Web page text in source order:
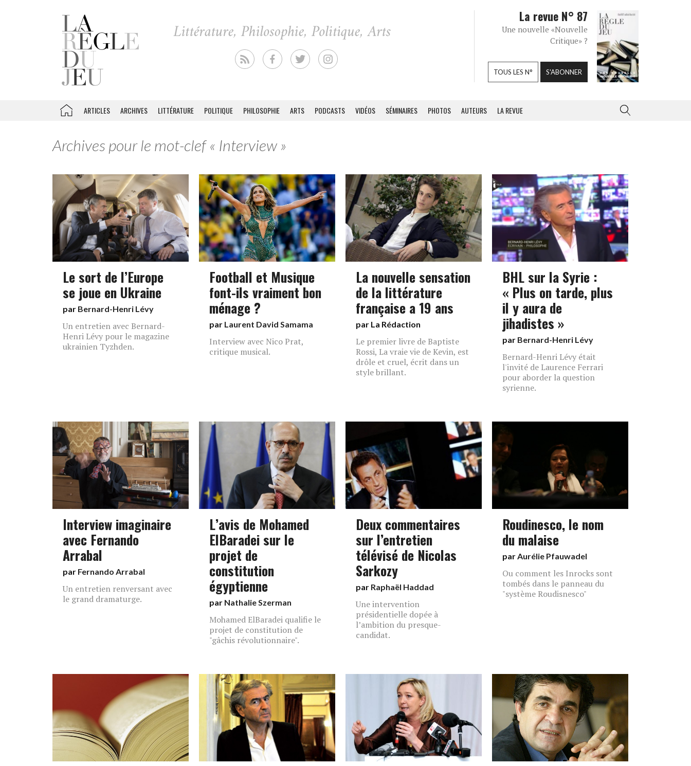
La revue N° 87
Une nouvelle «Nouvelle
Critique» ?
TOUS LES N° S'ABONNER
ARTICLES ARCHIVES LITTÉRATURE POLITIQUE PHILOSOPHIE ARTS PODCASTS VIDÉOS SÉMINAIRES PHOTOS AUTEURS LA REVUE
Archives pour le mot-clef « Interview »
Le sort de l’Europe
se joue en Ukraine
par Bernard-Henri Lévy
Un entretien avec Bernard-
Henri Lévy pour le magazine
ukrainien Tyzhden.
Football et Musique
font-ils vraiment bon
ménage ?
par Laurent David Samama
Interview avec Nico Prat,
critique musical.
La nouvelle sensation
de la littérature
française a 19 ans
par La Rédaction
Le premier livre de Baptiste
Rossi, La vraie vie de Kevin, est
drôle et cruel, écrit dans un
style brillant.
BHL sur la Syrie :
« Plus on tarde, plus
il y aura de
jihadistes »
par Bernard-Henri Lévy
Bernard-Henri Lévy était
l'invité de Laurence Ferrari
pour aborder la question
syrienne.
Interview imaginaire
avec Fernando
Arrabal
par Fernando Arrabal
Un entretien renversant avec
le grand dramaturge.
L’avis de Mohamed
ElBaradei sur le
projet de
constitution
égyptienne
par Nathalie Szerman
Mohamed ElBaradei qualifie le
projet de constitution de
"gâchis révolutionnaire".
Deux commentaires
sur l’entretien
télévisé de Nicolas
Sarkozy
par Raphaël Haddad
Une intervention
présidentielle dopée à
l’ambition du presque-
candidat.
Roudinesco, le nom
du malaise
parAurélie Pfauwadel
Ou comment les Inrocks sont
tombés dans le panneau du
"système Roudisnesco"